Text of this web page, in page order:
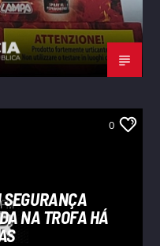
0
NA TROFA HÁ